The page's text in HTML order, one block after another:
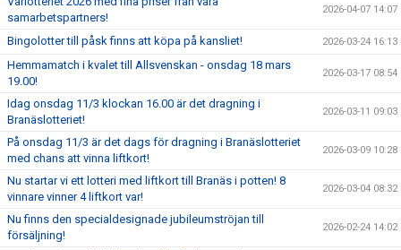
samarbetspartners!
2026-04-07 14:07
Bingolotter till påsk finns att köpa på kansliet! 2026-03-24 16:13
Hemmamatch i kvalet till Allsvenskan - onsdag 18 mars
19.00!
2026-03-17 08:54
Idag onsdag 11/3 klockan 16.00 är det dragning i
Branäslotteriet!
2026-03-11 09:03
På onsdag 11/3 är det dags för dragning i Branäslotteriet
med chans att vinna liftkort!
2026-03-09 10:28
Nu startar vi ett lotteri med liftkort till Branäs i potten! 8
vinnare vinner 4 liftkort var!
2026-03-04 08:32
Nu finns den specialdesignade jubileumströjan till
försäljning!
2026-02-24 14:02